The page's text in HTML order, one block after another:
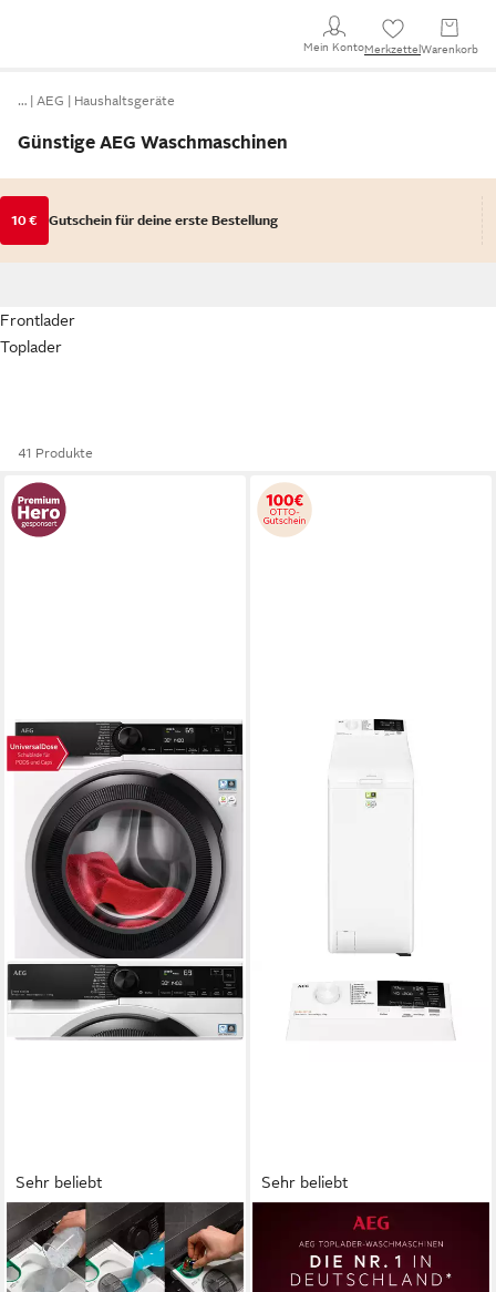
Mein KontoMerkzettel Warenkorb
… AEG Haushaltsgeräte
Günstige AEG Waschmaschinen
10 € Gutschein für deine erste Bestellung
Frontlader
Toplader
41 Produkte
Sehr beliebt
AEG
Waschmaschine 7000
ProSteam® LR7EA410FL
Sehr beliebt
Waschmaschine Toplader
6000 ProSense®